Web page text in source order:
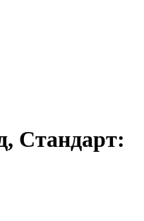
Стандарт: